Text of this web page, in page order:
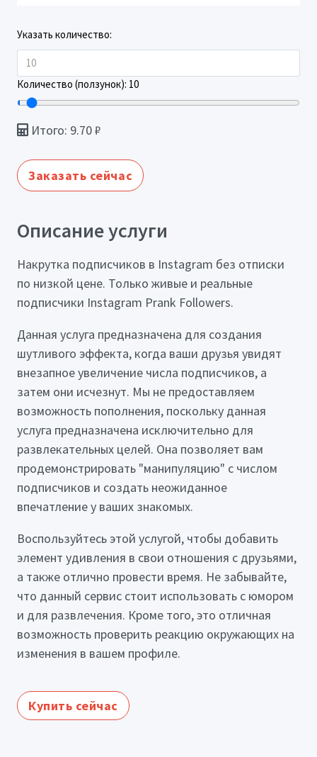
Указать количество:
Количество (ползунок): 10
Итого: 9.70₽
Заказать сейчас
Описание услуги
Накрутка подписчиков в Instagram без отписки
по низкой цене. Только живые и реальные
подписчики Instagram Prank Followers.
Данная услуга предназначена для создания
шутливого эффекта, когда ваши друзья увидят
внезапное увеличение числа подписчиков, а
затем они исчезнут. Мы не предоставляем
возможность пополнения, поскольку данная
услуга предназначена исключительно для
развлекательных целей. Она позволяет вам
продемонстрировать "манипуляцию" с числом
подписчиков и создать неожиданное
впечатление у ваших знакомых.
Воспользуйтесь этой услугой, чтобы добавить
элемент удивления в свои отношения с друзьями,
а также отлично провести время. Не забывайте,
что данный сервис стоит использовать с юмором
и для развлечения. Кроме того, это отличная
возможность проверить реакцию окружающих на
изменения в вашем профиле.
Купить сейчас